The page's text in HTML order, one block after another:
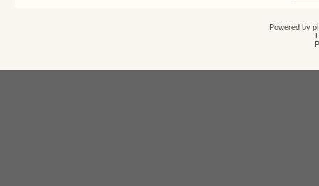
Powered by